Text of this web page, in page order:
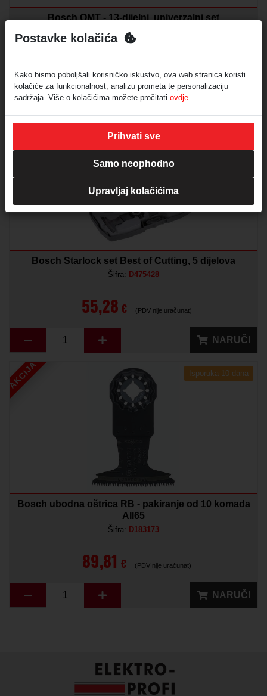
Bosch OMT - 13-dijelni, univerzalni set
Šifra:D599251
38,56
AKCIJA
Bosch Starlock set Best of Cutting, 5 dijelova
Šifra: D475428
55,28 € (PDV nije uračunat)
NARUČI
AKCIJA Isporuka 10 dana
Bosch ubodna oštrica RB - pakiranje od 10 komada
AII65
Šifra: D183173
89,81 € (PDV nije uračunat)
NARUČI
Postavke kolačića
Kako bismo poboljšali korisničko iskustvo, ova web stranica koristi
kolačiće za funkcionalnost, analizu prometa te personalizaciju
sadržaja. Više o kolačićima možete pročitati ovdje.
Prihvati sve
Samo neophodno
Upravljaj kolačićima